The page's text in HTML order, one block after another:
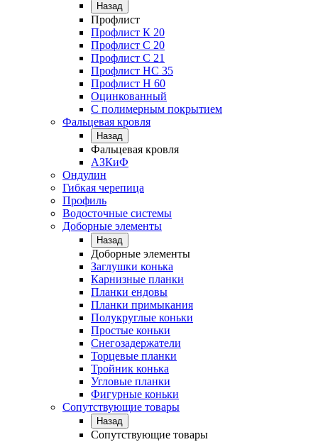
Назад
Профлист
Профлист К 20
Профлист С 20
Профлист C 21
Профлист НС 35
Профлист Н 60
Оцинкованный
С полимерным покрытием
Фальцевая кровля
Назад
Фальцевая кровля
АЗКиФ
Ондулин
Гибкая черепица
Профиль
Водосточные системы
Доборные элементы
Назад
Доборные элементы
Заглушки конька
Карнизные планки
Планки ендовы
Планки примыкания
Полукруглые коньки
Простые коньки
Снегозадержатели
Торцевые планки
Тройник конька
Угловые планки
Фигурные коньки
Сопутствующие товары
Назад
Сопутствующие товары